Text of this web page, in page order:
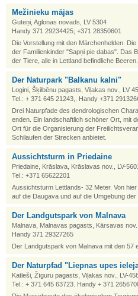
Mežinieku mājas
Guteņi, Aglonas novads, LV 5304
Handy 371 29234425; +371 28350601
Die Vorstellung mit den Märchenhelden.
der Familienkinder "Sapņi pie dabas". Das
der Tiere, alle in Lettland befindliche Beeren.
Der Naturpark "Balkanu kalni"
Logini, Šķilbēnu pagasts, Viļakas nov., LV
Tel.: + 371 645 21243,. Handy +371
Drei Naturpfade des dendrologischen
enden. Ein landschaftlich schöner Ort, mit
Ort für die Organisierung der
Schilaufen der Strecken anbietet.
Aussichtsturm in Priedaine
Priedaine, Krāslava, Krāslavas nov., LV-
Tel.: +371 65622201
Aussichtsturm Lettlands- 32 Meter. Von
auf die Daugava und auf die Umgebung der
Der Landgutspark von Malnava
Malnava, Malnavas pagasts, Kārsavas
Handy 371 29327265
Der Landgutspark von Malnava mit den 57
Der Naturpfad "Liepnas upes
Katleši, Žīguru pagasts, Viļakas nov., LV-
Tel.: + 371 645 63723. Handy + 371